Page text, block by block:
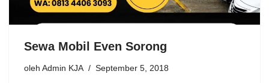
Sewa Mobil Even Sorong
oleh Admin KJA September 5, 2018